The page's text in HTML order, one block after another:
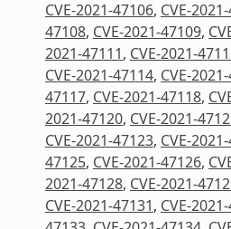
CVE-2021-47106, CVE-
47108, CVE-2021-47109,
2021-47111, CVE-2021-
CVE-2021-47114, CVE-
47117, CVE-2021-47118,
2021-47120, CVE-2021-
CVE-2021-47123, CVE-
47125, CVE-2021-47126,
2021-47128, CVE-2021-
CVE-2021-47131, CVE-